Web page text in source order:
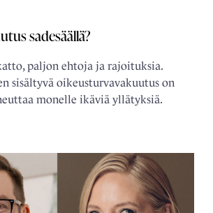
sadesäällä?
paljon ehtoja ja rajoituksia.
sisältyvä oikeusturvavakuutus on
monelle ikäviä yllätyksiä.